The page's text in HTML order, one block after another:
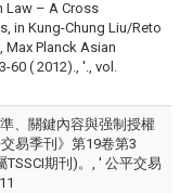
Law – A Cross
in Kung-Chung Liu/Reto
Max Planck Asian
60 ( 2012)., '., vol.
、關鍵內容與强制授權
易季刊》第19卷第3
期刊)。, ' 公平交易